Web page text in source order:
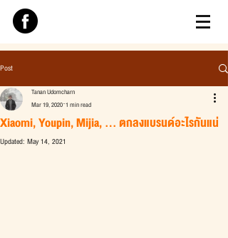
Post
Xiaomi, Youpin, Mijia, ... ตกลงแบรนด์อะไรกันแน่
Tanan Udomcharn
Mar 19, 2020 1 min read
Updated: May 14, 2021